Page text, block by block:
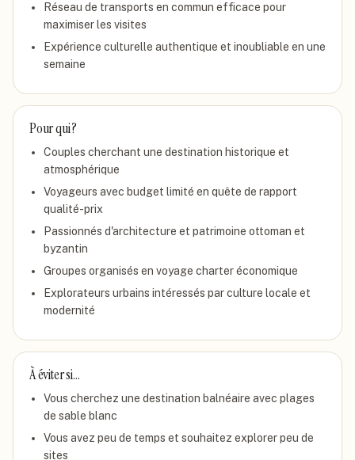
Réseau de transports en commun efficace pour
maximiser les visites
Expérience culturelle authentique et inoubliable en une
semaine
Pour qui ?
Couples cherchant une destination historique et
atmosphérique
Voyageurs avec budget limité en quête de rapport
qualité-prix
Passionnés d'architecture et patrimoine ottoman et
byzantin
Groupes organisés en voyage charter économique
Explorateurs urbains intéressés par culture locale et
modernité
À éviter si…
Vous cherchez une destination balnéaire avec plages
de sable blanc
Vous avez peu de temps et souhaitez explorer peu de
sites